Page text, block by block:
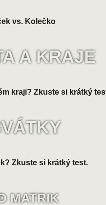
vs. Kolečko
A KRAJE
kraji? Zkuste si krátký
Zkuste si krátký test.
MATRIK